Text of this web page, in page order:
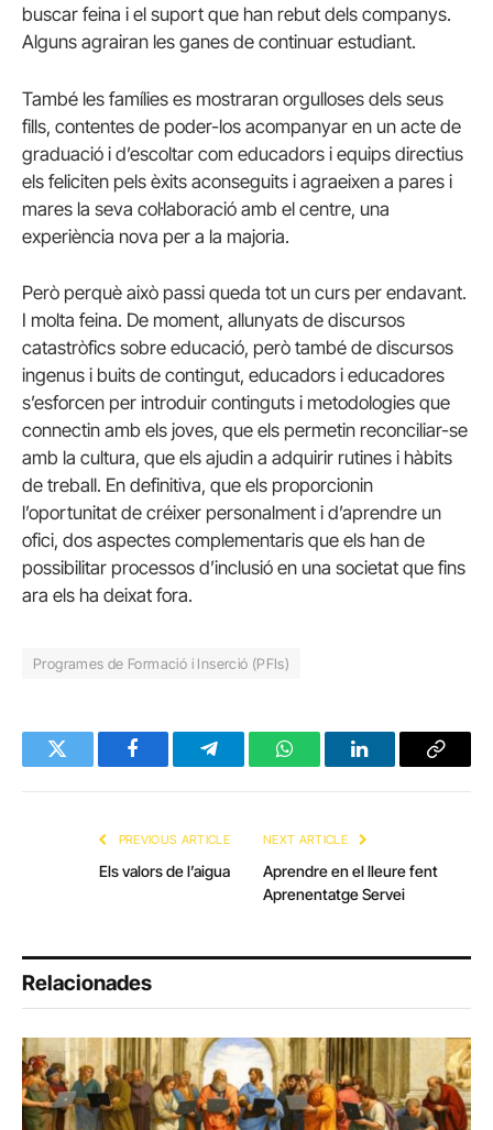
buscar feina i el suport que han rebut dels companys.
Alguns agrairan les ganes de continuar estudiant.
També les famílies es mostraran orgulloses dels seus
fills, contentes de poder-los acompanyar en un acte de
graduació i d’escoltar com educadors i equips directius
els feliciten pels èxits aconseguits i agraeixen a pares i
mares la seva col·laboració amb el centre, una
experiència nova per a la majoria.
Però perquè això passi queda tot un curs per endavant.
I molta feina. De moment, allunyats de discursos
catastròfics sobre educació, però també de discursos
ingenus i buits de contingut, educadors i educadores
s’esforcen per introduir continguts i metodologies que
connectin amb els joves, que els permetin reconciliar-se
amb la cultura, que els ajudin a adquirir rutines i hàbits
de treball. En definitiva, que els proporcionin
l’oportunitat de créixer personalment i d’aprendre un
ofici, dos aspectes complementaris que els han de
possibilitar processos d’inclusió en una societat que fins
ara els ha deixat fora.
Programes de Formació i Inserció (PFIs)
Twitter FacebookTelegramWhatsAppLinkedInCopy
PREVIOUS ARTICLE
Els valors de l’aigua
NEXT ARTICLE
Aprendre en el lleure fent
Aprenentatge Servei
Relacionades